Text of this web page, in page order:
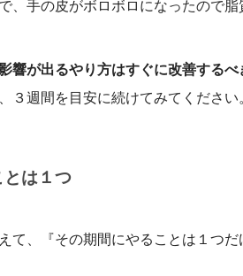
、手の皮がボロボロになったので脂
響が出るやり方はすぐに改善するべ
３週間を目安に続けてみてください
とは１つ
て、『その期間にやることは１つ